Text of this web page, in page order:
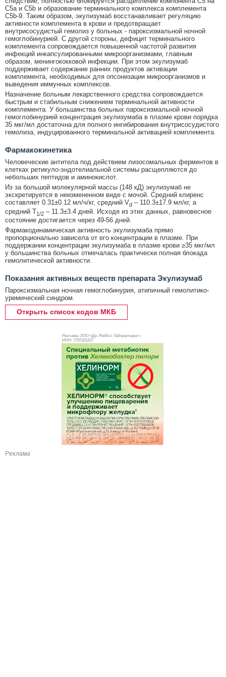
С5а и С5b и образование терминального комплекса комплемента
С5b-9. Таким образом, экулизумаб восстанавливает регуляцию
активности комплемента в крови и предотвращает
внутрисосудистый гемолиз у больных - пароксизмальной ночной
гемоглобинурией. С другой стороны, дефицит терминального
комплемента сопровождается повышенной частотой развития
инфекций инкапсулированными микроорганизмами, главным
образом, менингококковой инфекции. При этом экулизумаб
поддерживает содержание ранних продуктов активации
комплемента, необходимых для опсонизации микроорганизмов и
выведения иммунных комплексов.
Назначение больным лекарственного средства сопровождается
быстрым и стабильным снижением терминальной активности
комплемента. У большинства больных пароксизмальной ночной
гемоглобинурией концентрация экулизумаба в плазме крови порядка
35 мкг/мл достаточна для полного ингибирования внутрисосудистого
гемолиза, индуцированного терминальной активацией комплемента.
Фармакокинетика
Человеческие антитела под действием лизосомальных ферментов в
клетках ретикуло-эндотелиальной системы расщепляются до
небольших пептидов и аминокислот.
Из за большой молекулярной массы (148 кД) экулизумаб не
экскретируется в неизмененном виде с мочой. Средний клиренс
составляет 0.31±0.12 мл/ч/кг, средний Vd – 110.3±17.9 мл/кг, а
средний T1/2 – 11.3±3.4 дней. Исходя из этих данных, равновесное
состояние достигается через 49-56 дней.
Фармакодинамическая активность экулизумаба прямо
пропорционально зависела от его концентрации в плазме. При
поддержании концентрации экулизумаба в плазме крови ≥35 мкг/мл
у большинства больных отмечалась практически полная блокада
гемолитической активности.
Показания активных веществ препарата Экулизумаб
Пароксизмальная ночная гемоглобинурия, атипичный гемолитико-
уремический синдром.
Открыть список кодов МКБ
Реклама. ООО «Др. Редди’с Лабораторис»,
ИНН: 7707321227
Реклама